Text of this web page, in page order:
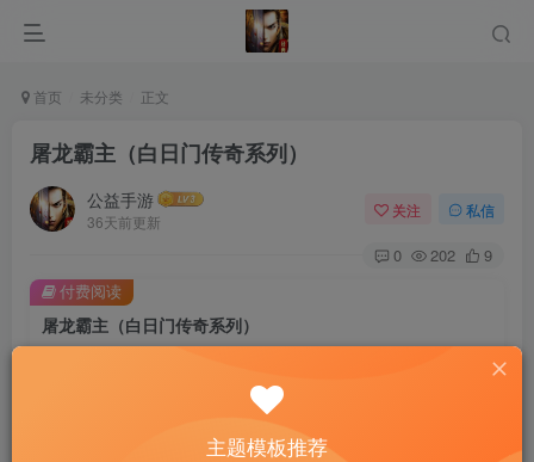
首页 未分类 正文
屠龙霸主（白日门传奇系列）
公益手游
36天前更新
关注 私信
0 202 9
屠龙霸主（白日门传奇系列）
此内容为付费阅读，请付费后查看
10 ￥
免费
付费阅读
主题模板推荐